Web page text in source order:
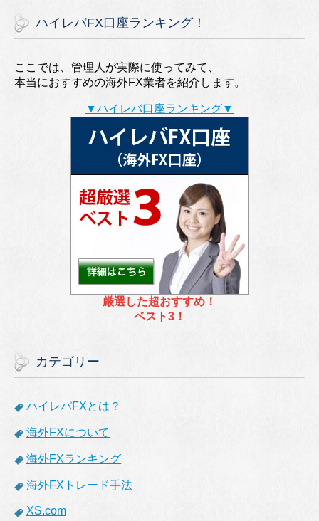
ハイレバFX口座ランキング！
ここでは、管理人が実際に使ってみて、
本当におすすめの海外FX業者を紹介します。
▼ハイレバ口座ランキング▼
厳選した超おすすめ！
ベスト3！
カテゴリー
ハイレバFXとは？
海外FXについて
海外FXランキング
海外FXトレード手法
XS.com